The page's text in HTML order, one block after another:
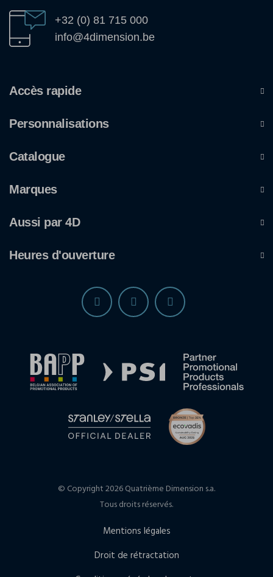
+32 (0) 81 715 000
info@4dimension.be
Accès rapide
Personnalisations
Catalogue
Marques
Aussi par 4D
Heures d'ouverture
© Copyright 2026 Quatrième Dimension s.a.
Tous droits réservés.
Mentions légales
Droit de rétractation